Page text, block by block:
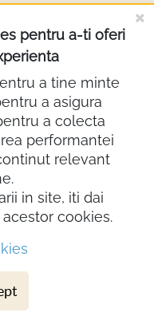
pentru a-ti oferi
a tine minte
a asigura
a colecta
performantei
relevant
in site, iti dai
cookies.